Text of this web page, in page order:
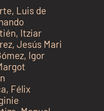
Luis de
Itziar
Jesús Mari
Igor
, Félix